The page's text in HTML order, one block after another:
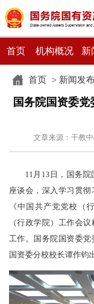
首页 机构概况 新
首页> 新闻发
国务院国资委
文章来源：干教
11月13日，国务
座谈会，深入学习贯
《中国共产党党校（
（行政学院）工作会
工作。国务院国资委
国资委分校校长谭作钧